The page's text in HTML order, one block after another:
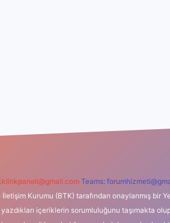
Teams:
Kurumu (BTK) tarafından onaylanmış
içeriklerin sorumluluğunu taşımakta